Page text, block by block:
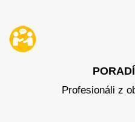
Profesionáli z